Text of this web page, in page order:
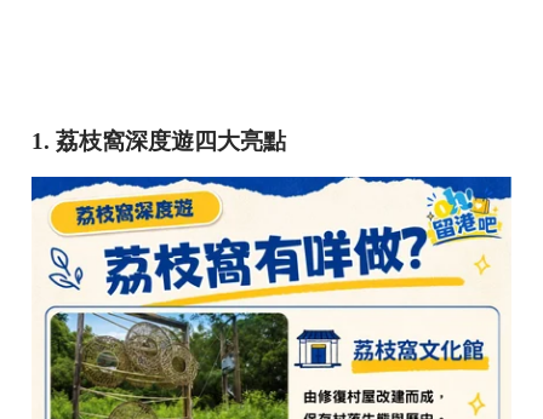
1. 荔枝窩深度遊四大亮點